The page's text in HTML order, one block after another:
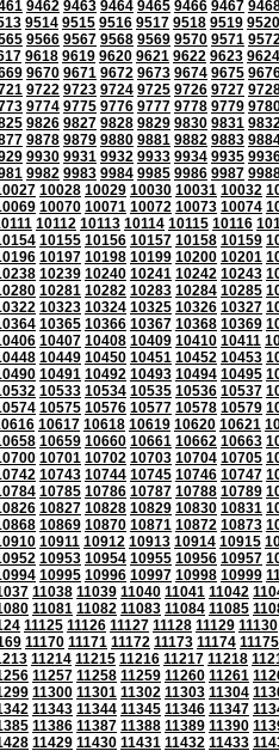
9462 9463 9464 9465 9466 9467
9514 9515 9516 9517 9518 9519 9520
9566 9567 9568 9569 9570 9571
9618 9619 9620 9621 9622 9623 9624
9670 9671 9672 9673 9674 9675
9722 9723 9724 9725 9726 9727
9774 9775 9776 9777 9778 9779
9826 9827 9828 9829 9830 9831
9878 9879 9880 9881 9882 9883
9930 9931 9932 9933 9934 9935
9982 9983 9984 9985 9986 9987
10028 10029 10030 10031 10032
10070 10071 10072 10073 10074
10112 10113 10114 10115 10116
10155 10156 10157 10158 10159
10197 10198 10199 10200 10201
10239 10240 10241 10242 10243
10281 10282 10283 10284 10285
10323 10324 10325 10326 10327
10365 10366 10367 10368 10369
10407 10408 10409 10410 10411
10449 10450 10451 10452 10453
10491 10492 10493 10494 10495
10533 10534 10535 10536 10537
10575 10576 10577 10578 10579
10617 10618 10619 10620 10621
10659 10660 10661 10662 10663
10701 10702 10703 10704 10705
10743 10744 10745 10746 10747
10785 10786 10787 10788 10789
10827 10828 10829 10830 10831
10869 10870 10871 10872 10873
10911 10912 10913 10914 10915
10953 10954 10955 10956 10957
10995 10996 10997 10998 10999
11038 11039 11040 11041 11042
11081 11082 11083 11084 11085
11125 11126 11127 11128 11129 11130
11170 11171 11172 11173 11174 11175
11214 11215 11216 11217 11218
11257 11258 11259 11260 11261
11300 11301 11302 11303 11304
11343 11344 11345 11346 11347
11386 11387 11388 11389 11390
11429 11430 11431 11432 11433